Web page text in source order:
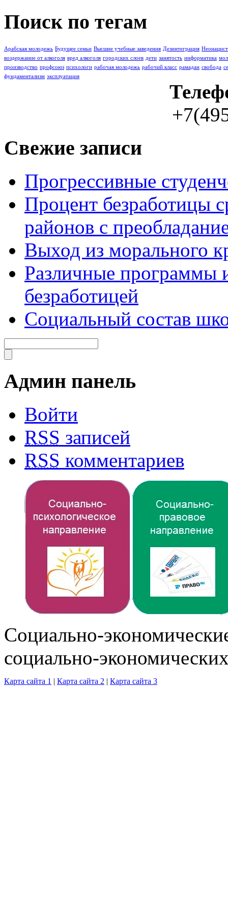
Поиск по тегам
Арабская молодежь Буду­щее семьи Высшие учебные заведения Дезинтеграция
воздержание от алкоголя вред алкоголя городских слоев дети занятость информатика
производство профсоюз психологи рабочая молодежь рабочий класс рамадан свобода
фундаментализм эксплуатация
Свежие записи
Прогрессивные
Процент безработицы
районов с
Выход из морального
Различные программы
безработицей
Социальный состав
Админ панель
Войти
RSS записей
RSS комментариев
Cоциально-
социально-
Карта сайта 1 | Карта сайта 2 | Карта сайта 3